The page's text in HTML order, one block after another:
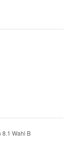
8.1 Wahl B